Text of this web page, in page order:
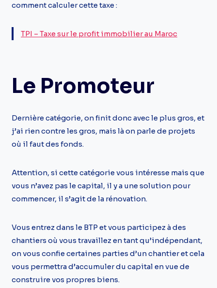
comment calculer cette taxe :
TPI – Taxe sur le profit immobilier au Maroc
Le Promoteur
Dernière catégorie, on finit donc avec le plus gros, et
j’ai rien contre les gros, mais là on parle de projets
où il faut des fonds.
Attention, si cette catégorie vous intéresse mais que
vous n’avez pas le capital, il y a une solution pour
commencer, il s’agit de la rénovation.
Vous entrez dans le BTP et vous participez à des
chantiers où vous travaillez en tant qu’indépendant,
on vous confie certaines parties d’un chantier et cela
vous permettra d’accumuler du capital en vue de
construire vos propres biens.